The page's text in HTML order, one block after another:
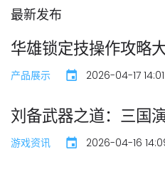
最新发布
华雄锁定技操作攻略
产品展示 2026-04-17
刘备武器之道：三国
游戏资讯 2026-04-16